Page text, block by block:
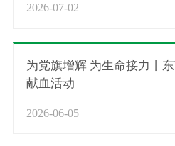
2026-07-02
为党旗增辉 为生命接力丨
献血活动
2026-06-05